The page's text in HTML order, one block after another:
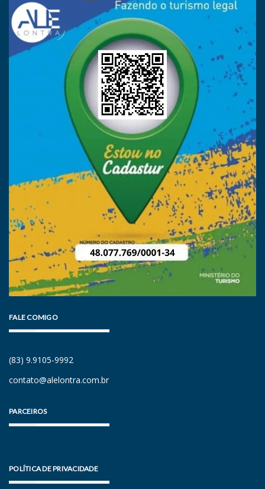
FALE COMIGO
(83) 9.9105-9992
contato@alelontra.com.br
PARCEIROS
POLÍTICA DE PRIVACIDADE